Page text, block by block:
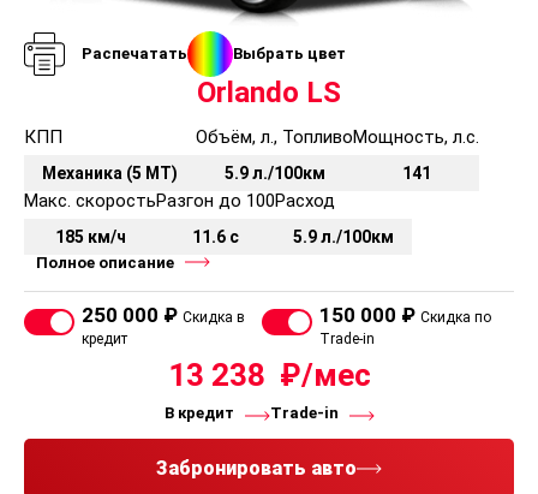
Управление аудиосистемой на руле
USB вход
6 динамиков
CD-проигрыватель и радио
Навигационная система
Голосовое управление
6 динамиков (премиум)
Коммуникационная система Bluetooth
Приборы освещения
Передние противотуманные фары
Климат-контроль с воздушным фильтром
Подвод воздуха к задним пассажирам
Распечатать Выбрать цвет
Orlando LS
КПП
Механика (5 MT)
Объём, л., Топливо
5.9 л./100км
Мощность, л.с.
141
Макс. скорость
185 км/ч
Разгон до 100
11.6 с
Расход
5.9 л./100км
Полное описание
250 000 ₽ Скидка в
кредит
150 000 ₽ Скидка по
Trade-in
13 238
В кредит Trade-in
Забронировать авто